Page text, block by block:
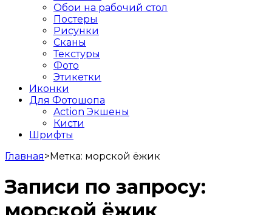
Обои на рабочий стол
Постеры
Рисунки
Сканы
Текстуры
Фото
Этикетки
Иконки
Для Фотошопа
Action Экшены
Кисти
Шрифты
Главная>Метка: морской ёжик
Записи по запросу: